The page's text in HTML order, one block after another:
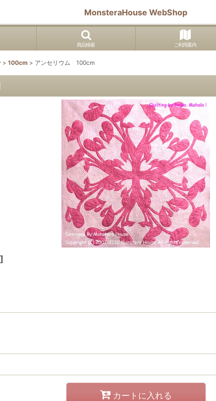
MonsteraHouse WebShop
商品検索 ご利用案内
> 100cm > アンセリウム 100cm
]
カートに入れる